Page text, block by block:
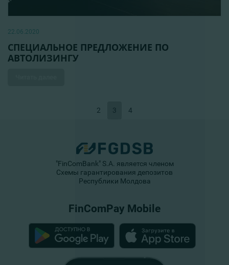
22.06.2020
СПЕЦИАЛЬНОЕ ПРЕДЛОЖЕНИЕ ПО
АВТОЛИЗИНГУ
2 3 4
"FinComBank" S.A. является членом
Схемы гарантирования депозитов
Республики Молдова
FinComPay Mobile